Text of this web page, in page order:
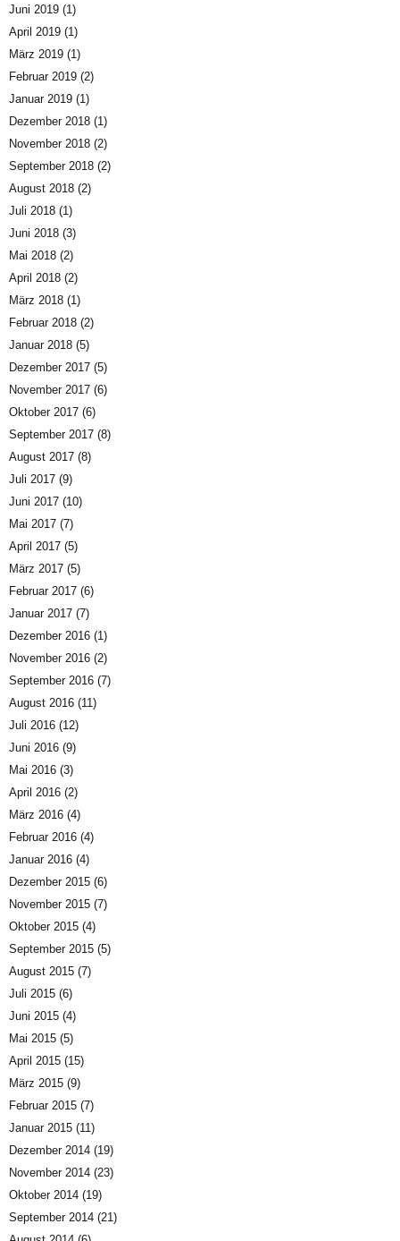
Juni 2019 (1)
April 2019 (1)
März 2019 (1)
Februar 2019 (2)
Januar 2019 (1)
Dezember 2018 (1)
November 2018 (2)
September 2018 (2)
August 2018 (2)
Juli 2018 (1)
Juni 2018 (3)
Mai 2018 (2)
April 2018 (2)
März 2018 (1)
Februar 2018 (2)
Januar 2018 (5)
Dezember 2017 (5)
November 2017 (6)
Oktober 2017 (6)
September 2017 (8)
August 2017 (8)
Juli 2017 (9)
Juni 2017 (10)
Mai 2017 (7)
April 2017 (5)
März 2017 (5)
Februar 2017 (6)
Januar 2017 (7)
Dezember 2016 (1)
November 2016 (2)
September 2016 (7)
August 2016 (11)
Juli 2016 (12)
Juni 2016 (9)
Mai 2016 (3)
April 2016 (2)
März 2016 (4)
Februar 2016 (4)
Januar 2016 (4)
Dezember 2015 (6)
November 2015 (7)
Oktober 2015 (4)
September 2015 (5)
August 2015 (7)
Juli 2015 (6)
Juni 2015 (4)
Mai 2015 (5)
April 2015 (15)
März 2015 (9)
Februar 2015 (7)
Januar 2015 (11)
Dezember 2014 (19)
November 2014 (23)
Oktober 2014 (19)
September 2014 (21)